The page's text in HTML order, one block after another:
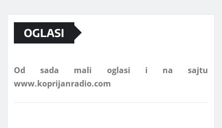
OGLASI
Od sada mali oglasi i na sajtu